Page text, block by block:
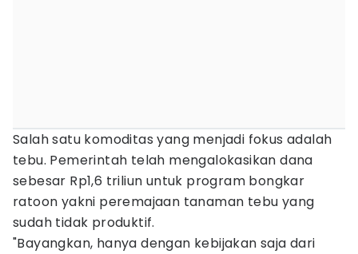
Salah satu komoditas yang menjadi fokus adalah
tebu. Pemerintah telah mengalokasikan dana
sebesar Rp1,6 triliun untuk program bongkar
ratoon yakni peremajaan tanaman tebu yang
sudah tidak produktif.
"Bayangkan, hanya dengan kebijakan saja dari